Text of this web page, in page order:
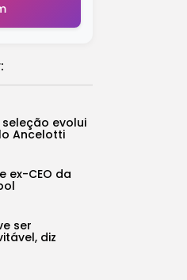
seleção evolui
Ancelotti
ex-CEO da
ser
diz